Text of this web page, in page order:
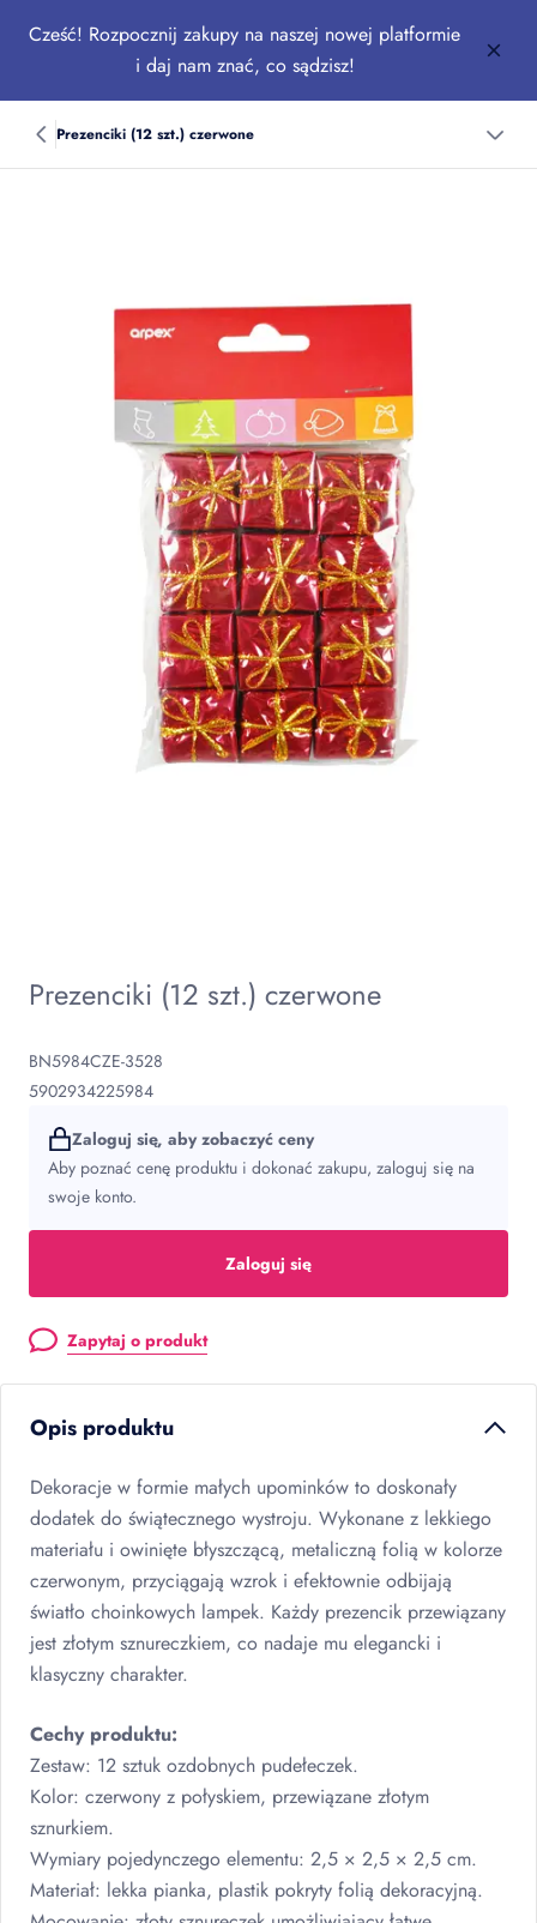
Cześć! Rozpocznij zakupy na naszej nowej platformie
i daj nam znać, co sądzisz!
Prezenciki (12 szt.) czerwone
Prezenciki (12 szt.) czerwone
BN5984CZE-3528
5902934225984
Zaloguj się, aby zobaczyć ceny
Aby poznać cenę produktu i dokonać zakupu, zaloguj się na
swoje konto.
Zaloguj się
Zapytaj o produkt
Opis produktu
Dekoracje w formie małych upominków to doskonały
dodatek do świątecznego wystroju. Wykonane z lekkiego
materiału i owinięte błyszczącą, metaliczną folią w kolorze
czerwonym, przyciągają wzrok i efektownie odbijają
światło choinkowych lampek. Każdy prezencik przewiązany
jest złotym sznureczkiem, co nadaje mu elegancki i
klasyczny charakter.
Cechy produktu:
Zestaw: 12 sztuk ozdobnych pudełeczek.
Kolor: czerwony z połyskiem, przewiązane złotym
sznurkiem.
Wymiary pojedynczego elementu: 2,5 × 2,5 × 2,5 cm.
Materiał: lekka pianka, plastik pokryty folią dekoracyjną.